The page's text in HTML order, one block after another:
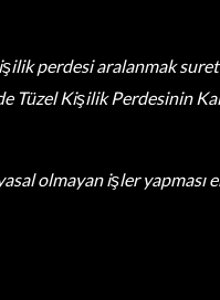
perdesi aralanmak
Kişilik Perdesinin
olmayan işler yapması